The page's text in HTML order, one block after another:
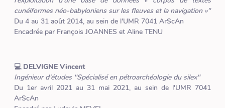
cunéiformes néo-babyloniens sur les fleuves et la navigation »"
Du 4 au 31 août 2014, au sein de l'UMR 7041 ArScAn
Encadrée par François JOANNES et Aline TENU
💻 DELVIGNE Vincent
Ingénieur d’études "Spécialisé en pétroarchéologie du silex"
Du 1er avril 2021 au 31 mai 2021, au sein de l'UMR 7041
ArScAn